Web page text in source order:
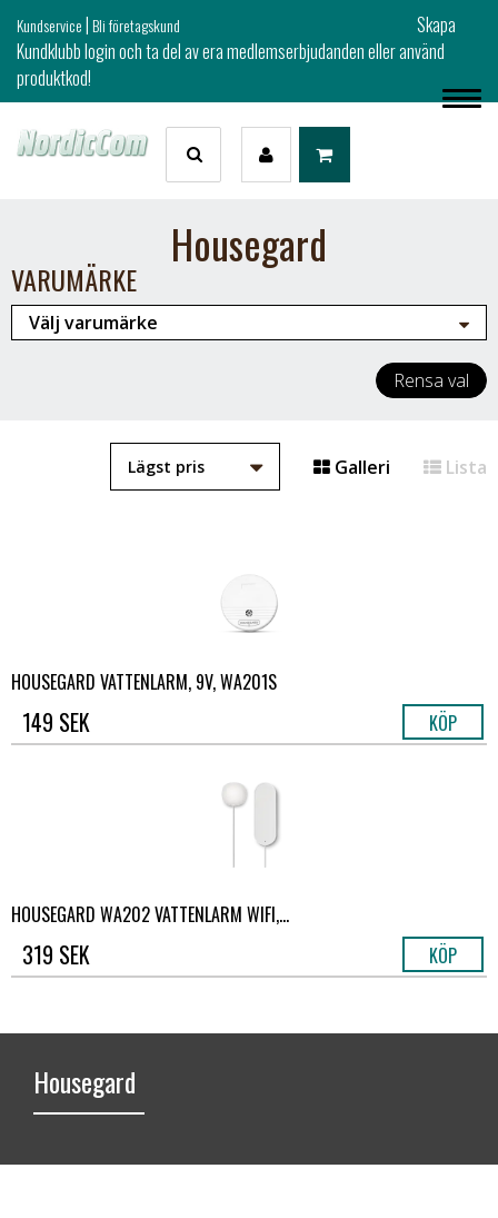
Kundservice|Bli företagskund
Skapa
Kundklubb login och ta del av era medlemserbjudanden eller använd
produktkod!
Housegard
VARUMÄRKE
Rensa val
Galleri Lista
HOUSEGARD VATTENLARM, 9V, WA201S
149 SEK KÖP
HOUSEGARD WA202 VATTENLARM WIFI,...
319 SEK KÖP
Housegard